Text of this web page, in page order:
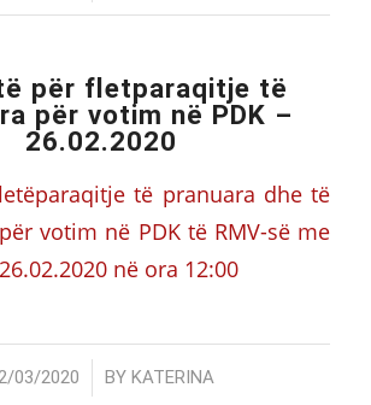
për fletparaqitje të
për votim në PDK –
26.02.2020
të pranuara dhe të
votim në PDK të RMV-së me
në ora 12:00
03/2020
/ BY KATERINA